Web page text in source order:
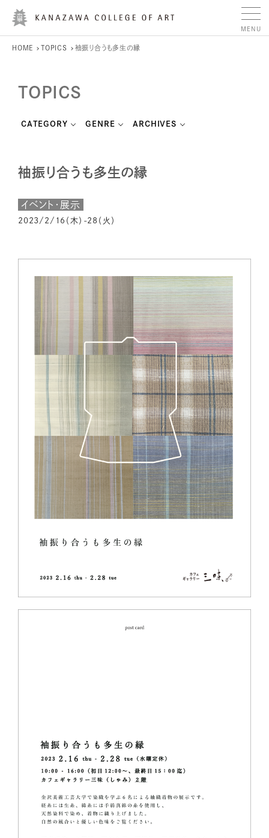
HOME TOPICS 袖振り合うも多生の縁
TOPICS
CATEGORY GENRE ARCHIVES
袖振り合うも多生の縁
イベント・展示
2023/2/16（木）-28（火）